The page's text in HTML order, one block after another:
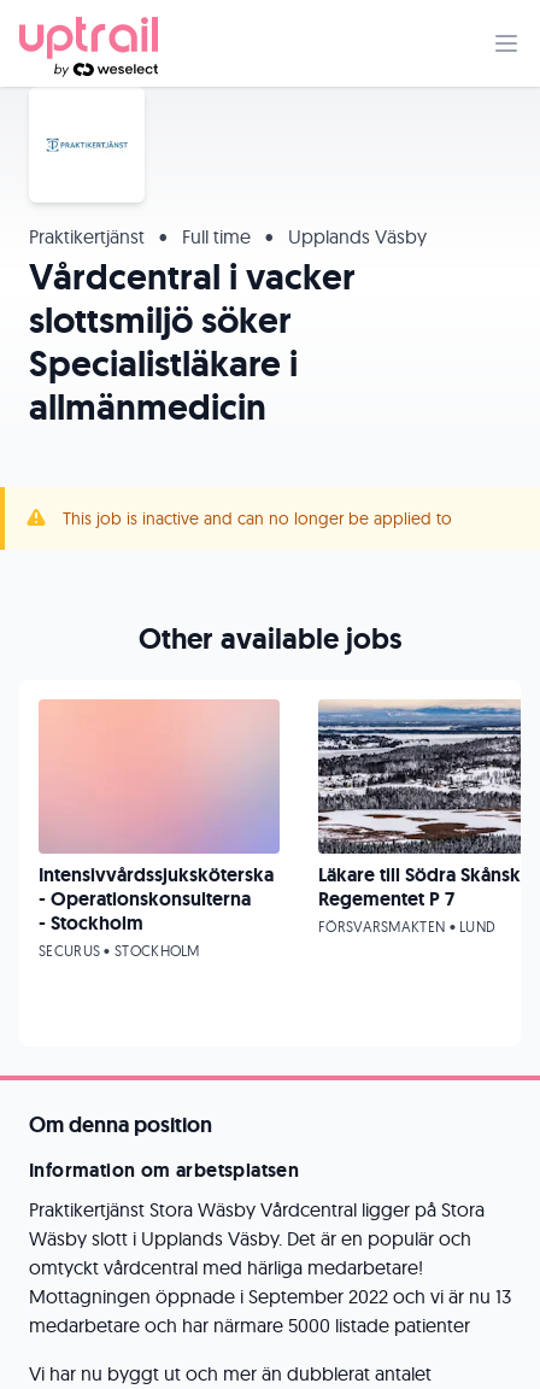
Praktikertjänst • Full time • Upplands Väsby
Vårdcentral i vacker
slottsmiljö söker
Specialistläkare i
allmänmedicin
This job is inactive and can no longer be applied to
Om denna position
Information om arbetsplatsen
Praktikertjänst Stora Wäsby Vårdcentral ligger på Stora
Wäsby slott i Upplands Väsby. Det är en populär och
omtyckt vårdcentral med härliga medarbetare!
Mottagningen öppnade i September 2022 och vi är nu 13
medarbetare och har närmare 5000 listade patienter
Vi har nu byggt ut och mer än dubblerat antalet
Other available jobs
Intensivvårdssjuksköterska
- Operationskonsulterna
- Stockholm
SECURUS • STOCKHOLM
Läkare till Södra Skånska
Regementet P 7
FÖRSVARSMAKTEN • LUND